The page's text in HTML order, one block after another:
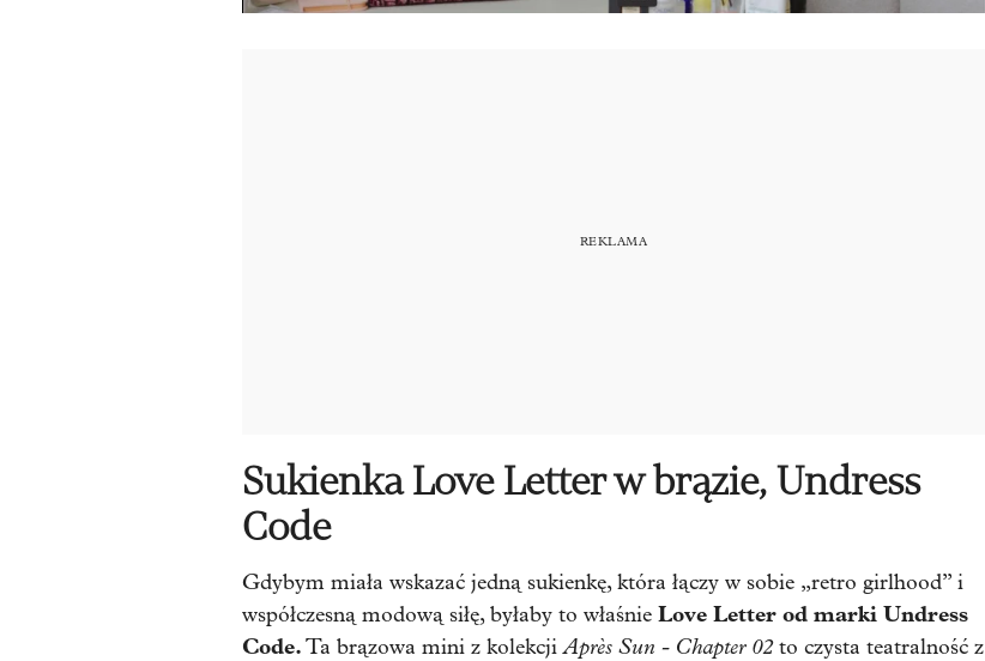
Sukienka Love Letter w brązie, Undress
Code
Gdybym miała wskazać jedną sukienkę, która łączy w sobie „retro girlhood” i
współczesną modową siłę, byłaby to właśnie Love Letter od marki Undress
Code.Ta brązowa mini z kolekcjiAprès Sun - Chapter 02to czysta teatralność z